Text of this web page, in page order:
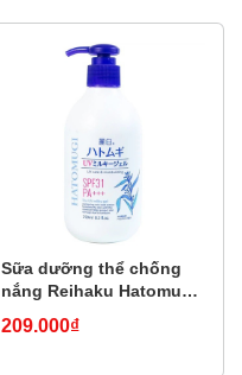
Sữa dưỡng thể chống
nắng Reihaku Hatomugi
UV Milky Gel giúp dưỡng
ẩm và làm sáng da
209.000₫